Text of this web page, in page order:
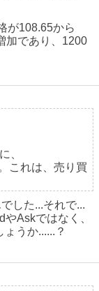
が108.65から
加であり、1200
、
これは、売り買
した...それで...
Askではなく、
うか......？